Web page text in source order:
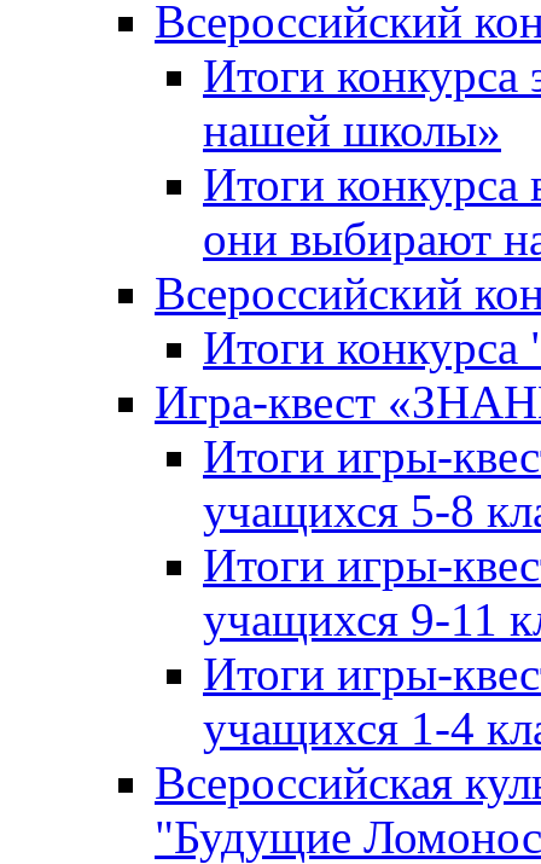
Всероссийский
Итоги
нашей школы»
Итоги конкурса
они выбирают
Всероссийский
Итоги
Игра-квест
Итоги игры-
учащихся 5-8
Итоги игры-
учащихся 9-11
Итоги игры-
учащихся 1-4
Всероссийская
"Будущие